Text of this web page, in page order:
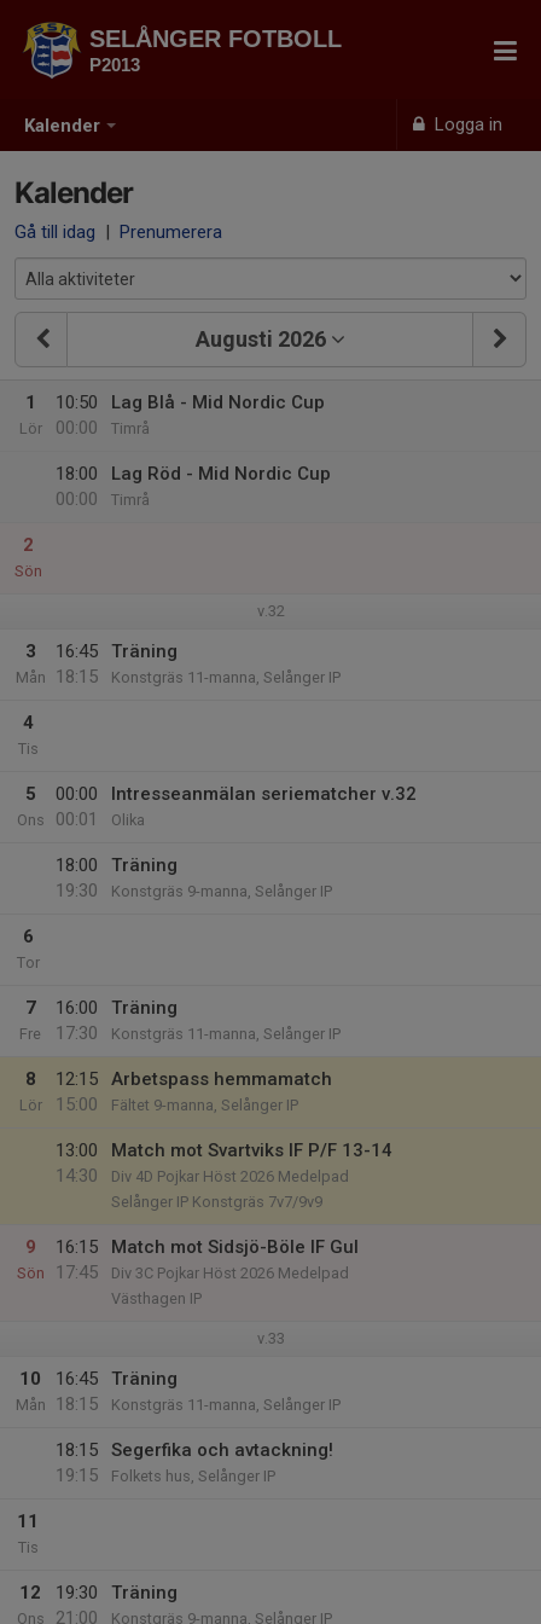
Kalender Logga in
SELÅNGER FOTBOLL
P2013
Kalender
Gå till idag | Prenumerera
Augusti 2026
1
Lör
10:50
00:00
Lag Blå - Mid Nordic Cup
Timrå
18:00
00:00
Lag Röd - Mid Nordic Cup
Timrå
2
Sön
v.32
3
Mån
16:45
18:15
Träning
Konstgräs 11-manna, Selånger IP
4
Tis
5
Ons
00:00
00:01
Intresseanmälan seriematcher v.32
Olika
18:00
19:30
Träning
Konstgräs 9-manna, Selånger IP
6
Tor
7
Fre
16:00
17:30
Träning
Konstgräs 11-manna, Selånger IP
8
Lör
12:15
15:00
Arbetspass hemmamatch
Fältet 9-manna, Selånger IP
13:00
14:30
Match mot Svartviks IF P/F 13-14
Div 4D Pojkar Höst 2026 Medelpad
Selånger IP Konstgräs 7v7/9v9
9
Sön
16:15
17:45
Match mot Sidsjö-Böle IF Gul
Div 3C Pojkar Höst 2026 Medelpad
Västhagen IP
v.33
10
Mån
16:45
18:15
Träning
Konstgräs 11-manna, Selånger IP
18:15
19:15
Segerfika och avtackning!
Folkets hus, Selånger IP
11
Tis
12
Ons
19:30
21:00
Träning
Konstgräs 9-manna, Selånger IP